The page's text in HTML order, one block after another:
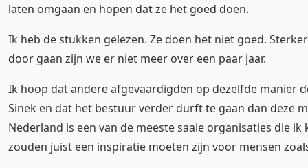
laten omgaan en hopen dat ze het goed doen.
Ik heb de stukken gelezen. Ze doen het niet goed.
door gaan zijn we er niet meer over een paar jaar.
Ik hoop dat andere afgevaardigden op dezelfde manier
Sinek en dat het bestuur verder durft te gaan dan deze
Nederland is een van de meeste saaie organisaties die ik
zouden juist een inspiratie moeten zijn voor mensen